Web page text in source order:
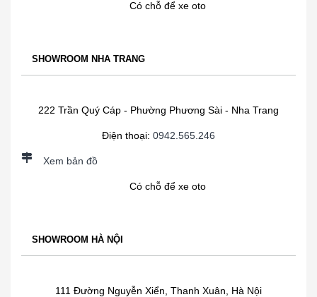
Có chỗ để xe oto
SHOWROOM NHA TRANG
222 Trần Quý Cáp - Phường Phương Sài - Nha Trang
Điện thoại: 0942.565.246
Xem bản đồ
Có chỗ để xe oto
SHOWROOM HÀ NỘI
111 Đường Nguyễn Xiển, Thanh Xuân, Hà Nội